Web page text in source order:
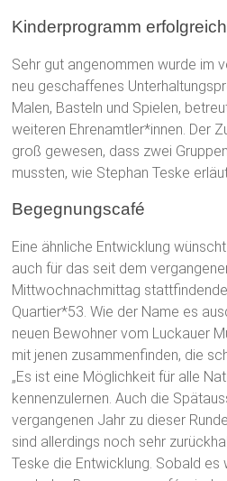
Kinderprogramm erfolgreich
Sehr gut angenommen wurde im
neu geschaffenes
Malen, Basteln und Spielen,
weiteren Ehrenamtler*innen. Der
groß gewesen, dass zwei
mussten, wie Stephan Teske
Begegnungscafé
Eine ähnliche Entwicklung
auch für das seit dem
Mittwochnachmittag
Quartier*53. Wie der Name es
neuen Bewohner vom Luckauer
mit jenen zusammenfinden, die
„Es ist eine Möglichkeit für alle
kennenzulernen. Auch die
vergangenen Jahr zu dieser
sind allerdings noch sehr
Teske die Entwicklung. Sobald